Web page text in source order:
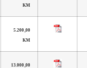
KM
5.200,00
KM
13.000,00